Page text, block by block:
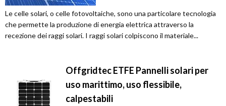
Le celle solari, o celle fotovoltaiche, sono una particolare tecnologia
che permette la produzione di energia elettrica attraverso la
recezione dei raggi solari. I raggi solari colpiscono il materiale...
Offgridtec ETFE Pannelli solari per
uso marittimo, uso flessibile,
calpestabili